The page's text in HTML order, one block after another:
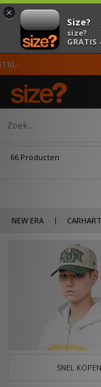
×
Size?
size?
GRATIS
Home Heren
66 Producten
NEW ERA
De Baseball cap
geintroduceerd door
panels, 6-panels,
SNEL KOPEN